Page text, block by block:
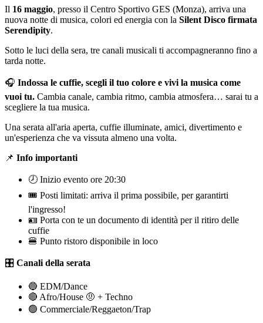
Il 16 maggio, presso il Centro Sportivo GES (Monza), arriva una
nuova notte di musica, colori ed energia con la Silent Disco firmata
Serendipity.
Sotto le luci della sera, tre canali musicali ti accompagneranno fino a
tarda notte.
🎧 Indossa le cuffie, scegli il tuo colore e vivi la musica come
vuoi tu. Cambia canale, cambia ritmo, cambia atmosfera… sarai tu a
scegliere la tua musica.
Una serata all'aria aperta, cuffie illuminate, amici, divertimento e
un'esperienza che va vissuta almeno una volta.
📌 Info importanti
🕗 Inizio evento ore 20:30
🎟️ Posti limitati: arriva il prima possibile, per garantirti
l'ingresso!
🪪 Porta con te un documento di identità per il ritiro delle
cuffie
🍔 Punto ristoro disponibile in loco
🎛️ Canali della serata
🔵 EDM/Dance
🔴 Afro/House 🤨 + Techno
🟢 Commerciale/Reggaeton/Trap